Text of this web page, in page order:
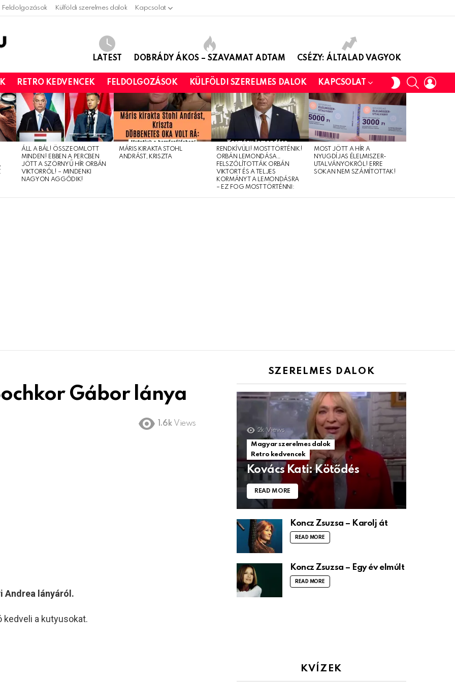
Feldolgozások Külföldi szerelmes dalok Kapcsolat
LATEST DOBRÁDY ÁKOS – SZAVAMAT ADTAM CSÉZY: ÁLTALAD VAGYOK
RETRO KEDVENCEK FELDOLGOZÁSOK KÜLFÖLDI SZERELMES DALOK KAPCSOLAT
SWITCH
SKIN
SEARCH
ÁLL A BÁL! ÖSSZEOMLOTT
MINDEN! EBBEN A PERCBEN
JÖTT A SZÖRNYŰ HÍR ORBÁN
VIKTORRÓL! – MINDENKI
NAGYON AGGÓDIK!
MÁRIS KIRAKTA STOHL
ANDRÁST, KRISZTA
RENDKÍVÜLI! MOST TÖRTÉNIK!
ORBÁN LEMONDÁSA…
FELSZÓLÍTOTTÁK ORBÁN
VIKTORT ÉS A TELJES
KORMÁNYT A LEMONDÁSRA
– EZ FOG MOST TÖRTÉNNI:
MOST JÖTT A HÍR A
NYUGDÍJAS ÉLELMISZER-
UTALVÁNYOKRÓL! ERRE
SOKAN NEM SZÁMÍTOTTAK!
Gábor lánya
1.6k Views
Andrea lányáról.
kedveli a kutyusokat.
SZERELMES DALOK
2k Views
Magyar szerelmes dalok
Retro kedvencek
Kovács Kati: Kötődés
READ MORE
Koncz Zsuzsa – Karolj át
READ MORE
Koncz Zsuzsa – Egy év elmúlt
READ MORE
KVÍZEK